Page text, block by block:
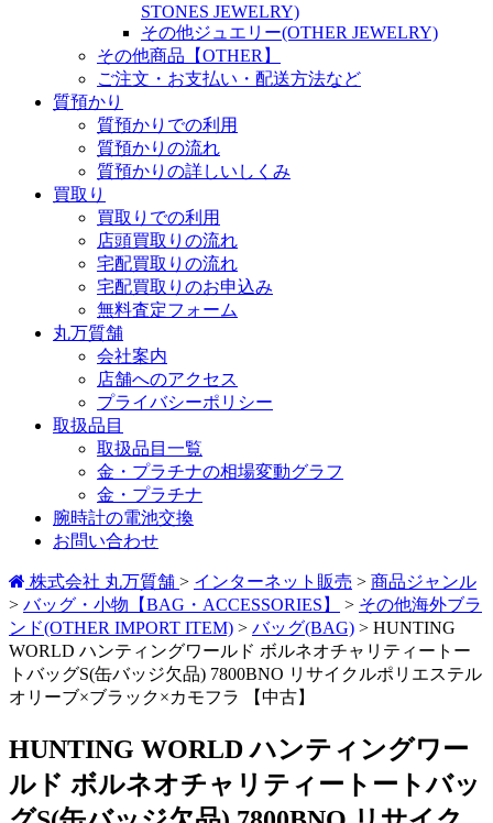
STONES JEWELRY)
その他ジュエリー(OTHER JEWELRY)
その他商品【OTHER】
ご注文・お支払い・配送方法など
質預かり
質預かりでの利用
質預かりの流れ
質預かりの詳しいしくみ
買取り
買取りでの利用
店頭買取りの流れ
宅配買取りの流れ
宅配買取りのお申込み
無料査定フォーム
丸万質舗
会社案内
店舗へのアクセス
プライバシーポリシー
取扱品目
取扱品目一覧
金・プラチナの相場変動グラフ
金・プラチナ
腕時計の電池交換
お問い合わせ
株式会社 丸万質舗 > インターネット販売 > 商品ジャンル
> バッグ・小物【BAG・ACCESSORIES】 > その他海外ブラ
ンド(OTHER IMPORT ITEM) > バッグ(BAG) > HUNTING
WORLD ハンティングワールド ボルネオチャリティートー
トバッグS(缶バッジ欠品) 7800BNO リサイクルポリエステル
オリーブ×ブラック×カモフラ 【中古】
HUNTING WORLD ハンティングワー
ルド ボルネオチャリティートートバッ